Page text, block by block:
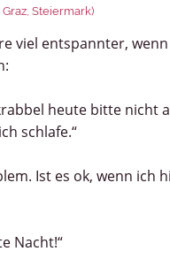
Steiermark)
viel entspannter,
heute bitte nicht
schlafe.“
Ist es ok, wenn ich
Nacht!“